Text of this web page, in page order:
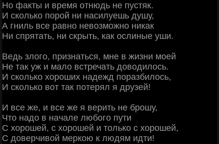
Но факты и время отнюдь не пустяк.
И сколько порой ни насилуешь душу,
А гниль все равно невозможно никак
Ни спрятать, ни скрыть, как ослиные уши.
Ведь злого, признаться, мне в жизни моей
Не так уж и мало встречать доводилось.
И сколько хороших надежд поразбилось,
И сколько вот так потерял я друзей!
И все же, и все же я верить не брошу,
Что надо в начале любого пути
С хорошей, с хорошей и только с хорошей,
С доверчивой меркою к людям идти!